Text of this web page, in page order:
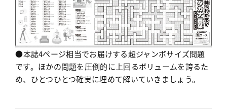
●本誌4ページ相当でお届けする超ジャンボサイズ問題
です。ほかの問題を圧倒的に上回るボリュームを誇るた
め、ひとつひとつ確実に埋めて解いていきましょう。